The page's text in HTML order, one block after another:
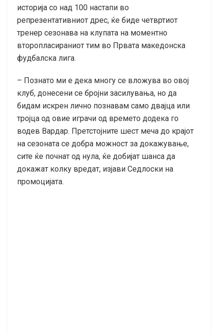
историја со над 100 настапи во
репрезентативниот дрес, ќе биде четвртиот
тренер сезонава на клупата на моментно
второпласираниот тим во Првата македонска
фудбалска лига.
– Познато ми е дека многу се вложува во овој
клуб, донесени се бројни засилувања, но да
бидам искрен лично познавам само двајца или
тројца од овие играчи од времето додека го
водев Вардар. Претстојните шест меча до крајот
на сезоната се добра можност за докажување,
сите ќе почнат од нула, ќе добијат шанса да
докажат колку вредат, изјави Седлоски на
промоцијата.